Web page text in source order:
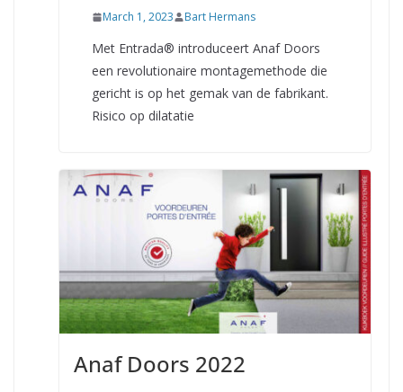
March 1, 2023 Bart Hermans
Met Entrada® introduceert Anaf Doors
een revolutionaire montagemethode die
gericht is op het gemak van de fabrikant.
Risico op dilatatie
Anaf Doors 2022